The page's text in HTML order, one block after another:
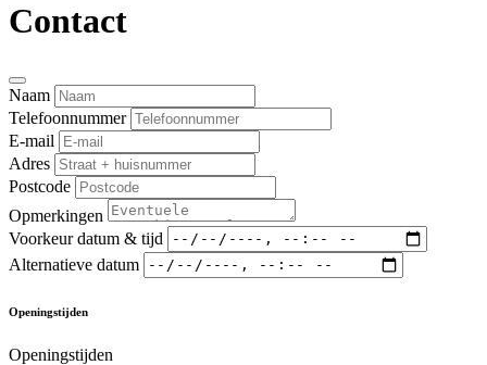
Contact
Naam
Telefoonnummer
E-mail
Adres
Postcode
Opmerkingen
Voorkeur datum & tijd
Alternatieve datum
Openingstijden
Openingstijden